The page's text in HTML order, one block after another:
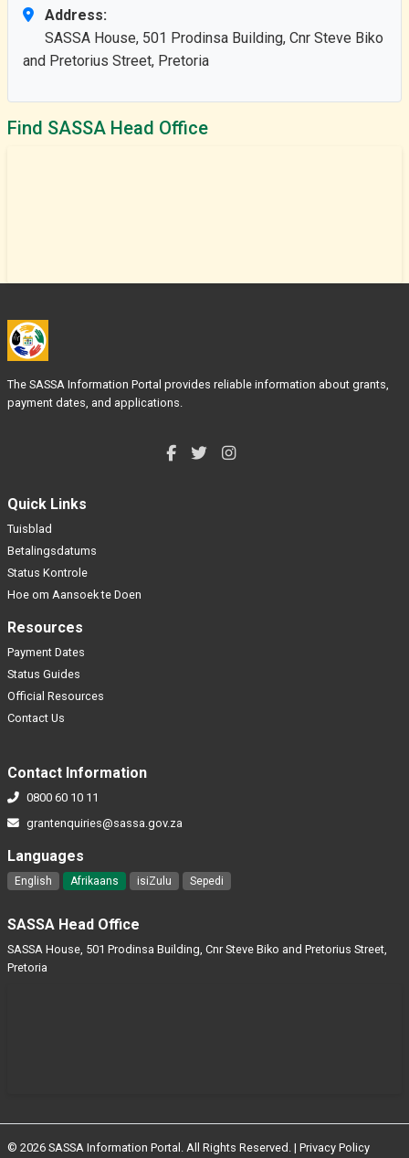
Address:
SASSA House, 501 Prodinsa Building, Cnr Steve Biko
and Pretorius Street, Pretoria
Find SASSA Head Office
The SASSA Information Portal provides reliable information about grants,
payment dates, and applications.
Quick Links
Tuisblad
Betalingsdatums
Status Kontrole
Hoe om Aansoek te Doen
Resources
Payment Dates
Status Guides
Official Resources
Contact Us
Contact Information
0800 60 10 11
grantenquiries@sassa.gov.za
Languages
English Afrikaans isiZulu Sepedi
SASSA Head Office
SASSA House, 501 Prodinsa Building, Cnr Steve Biko and Pretorius Street,
Pretoria
© 2026 SASSA Information Portal. All Rights Reserved. | Privacy Policy